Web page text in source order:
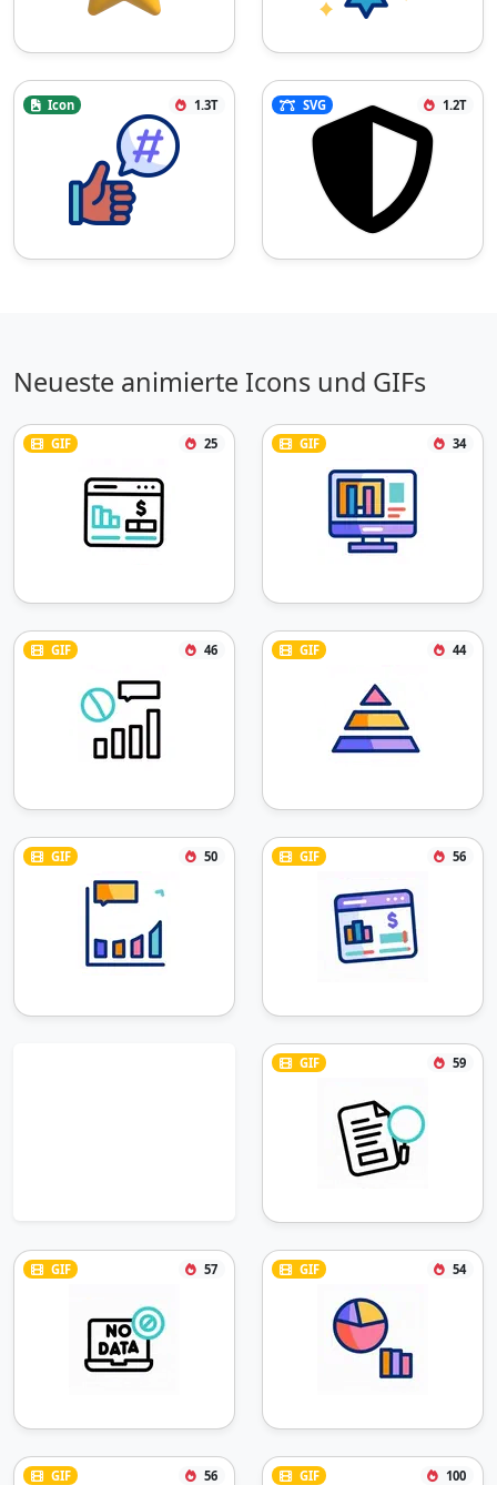
Icon 1.3T SVG 1.2T
Neueste animierte Icons und GIFs
GIF 25 GIF 34
GIF 46 GIF 44
GIF 50 GIF 56
GIF 59
GIF 57 GIF 54
GIF 56 GIF 100